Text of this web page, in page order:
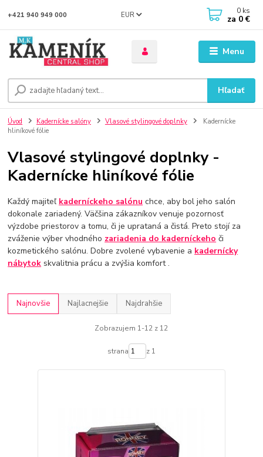
Menu
EUR
Hľadať
+421 940 949 000 0 ks
za 0 €
Úvod Kadernícke salóny Vlasové stylingové doplnky
Kadernícke
hliníkové fólie
Vlasové stylingové doplnky -
Kadernícke hliníkové fólie
Každý majiteľ kaderníckeho salónu chce, aby bol jeho salón
dokonale zariadený. Väčšina zákazníkov venuje pozornosť
výzdobe priestorov a tomu, či je uprataná a čistá. Preto stojí za
zváženie výber vhodného zariadenia do kaderníckeho či
kozmetického salónu. Dobre zvolené vybavenie a kadernícky
nábytok skvalitnia prácu a zvýšia komfort .
Najnovšie Najlacnejšie Najdrahšie
Zobrazujem 1-12 z 12
strana z 1